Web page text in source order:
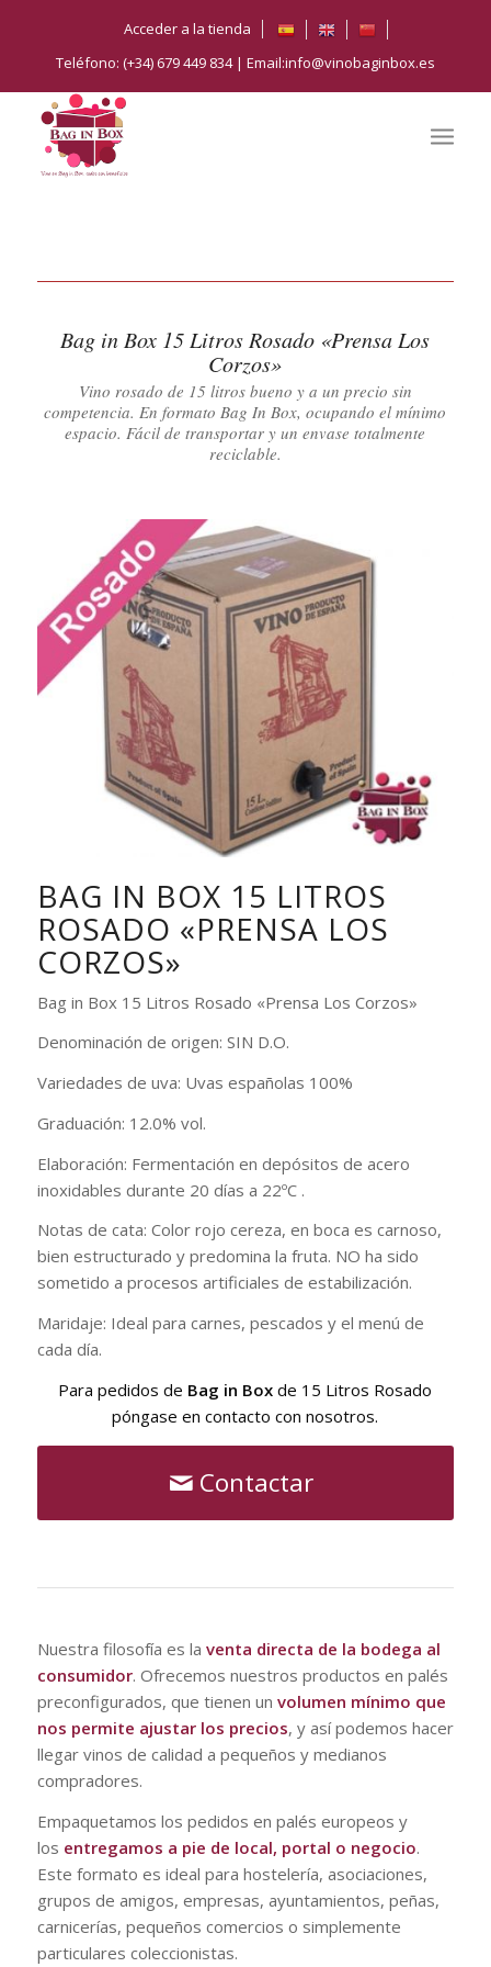
Acceder a la tienda
Teléfono: (+34) 679 449 834 | Email:info@vinobaginbox.es
Bag in Box 15 Litros Rosado «Prensa Los
Corzos»
Vino rosado de 15 litros bueno y a un precio sin
competencia. En formato Bag In Box, ocupando el mínimo
espacio. Fácil de transportar y un envase totalmente
reciclable.
BAG IN BOX 15 LITROS
ROSADO «PRENSA LOS
CORZOS»
Bag in Box 15 Litros Rosado «Prensa Los Corzos»
Denominación de origen: SIN D.O.
Variedades de uva: Uvas españolas 100%
Graduación: 12.0% vol.
Elaboración: Fermentación en depósitos de acero
inoxidables durante 20 días a 22ºC .
Notas de cata: Color rojo cereza, en boca es carnoso,
bien estructurado y predomina la fruta. NO ha sido
sometido a procesos artificiales de estabilización.
Maridaje: Ideal para carnes, pescados y el menú de
cada día.
Para pedidos de Bag in Box de 15 Litros Rosado
póngase en contacto con nosotros.
Contactar
Nuestra filosofía es la venta directa de la bodega al
consumidor. Ofrecemos nuestros productos en palés
preconfigurados, que tienen un volumen mínimo que
nos permite ajustar los precios, y así podemos hacer
llegar vinos de calidad a pequeños y medianos
compradores.
Empaquetamos los pedidos en palés europeos y
los entregamos a pie de local, portal o negocio.
Este formato es ideal para hostelería, asociaciones,
grupos de amigos, empresas, ayuntamientos, peñas,
carnicerías, pequeños comercios o simplemente
particulares coleccionistas.